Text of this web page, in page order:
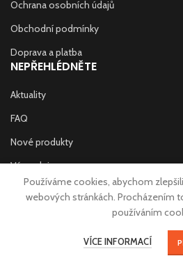
Ochrana osobních údajů
Obchodní podmínky
Doprava a platba
NEPŘEHLÉDNĚTE
Aktuality
FAQ
Nové produkty
Výprodej
Prodejny
Copyright © 2020 W-SPORT Store s.r.o.
Používáme cookies, abychom
webových stránkách. Procházením
používáním
VÍCE INFORMACÍ